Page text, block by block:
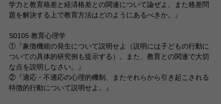
学力と教育格差と経済格差との関連について論ぜよ。また格差問
題を解決する上で教育方法はどのようにあるべきか。』
S0105 教育心理学
①『象徴機能の発生について説明せよ（説明には子どもの行動に
ついての具体的研究例も提示する）。また、教育との関連で大切
な点を説明しなさい。』
②『適応・不適応の心理的機制、またそれらから引き起こされる
特徴的行動について説明せよ。』